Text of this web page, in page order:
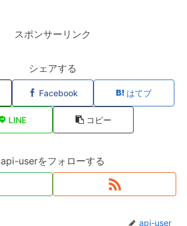
スポンサーリンク
シェアする
Facebook はてブ
LINE コピー
api-userをフォローする
api-user